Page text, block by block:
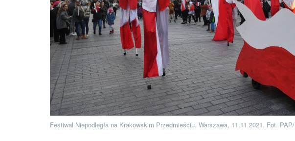
Festiwal Niepodległa na Krakowskim Przedmieściu. Warszawa, 11.11.2021. Fot.